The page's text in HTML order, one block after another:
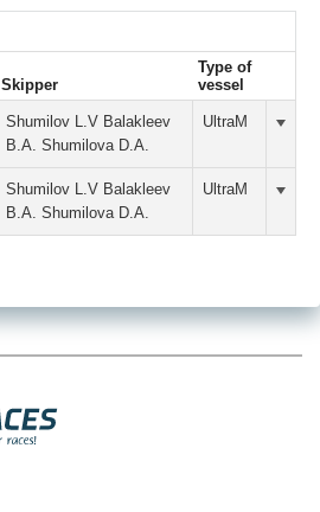
Skipper
Type of
vessel
Shumilov L.V Balakleev
B.A. Shumilova D.A.
UltraM
Shumilov L.V Balakleev
B.A. Shumilova D.A.
UltraM